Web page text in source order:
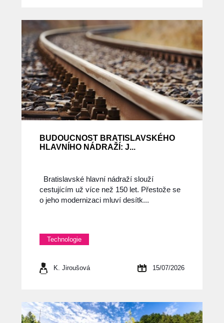
BUDOUCNOST BRATISLAVSKÉHO
HLAVNÍHO NÁDRAŽÍ: J...
Bratislavské hlavní nádraží slouží
cestujícím už více než 150 let. Přestože se
o jeho modernizaci mluví desítk...
Technologie
K. Jiroušová 15/07/2026